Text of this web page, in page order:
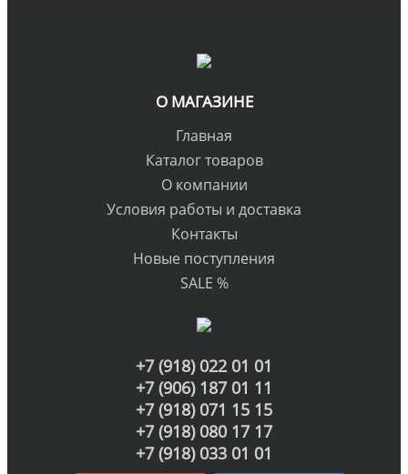
О МАГАЗИНЕ
Главная
Каталог товаров
О компании
Условия работы и доставка
Контакты
Новые поступления
SALE %
+7 (918) 022 01 01
+7 (906) 187 01 11
+7 (918) 071 15 15
+7 (918) 080 17 17
+7 (918) 033 01 01